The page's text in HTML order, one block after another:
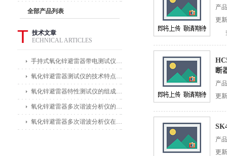
全部产品列表
T 技术文章
ECHNICAL ARTICLES
手持式氧化锌避雷器带电测试仪能在不拆卸避雷器的情况下进行带电测试
氧化锌避雷器测试仪的技术特点体现在哪些方面？
氧化锌避雷器特性测试仪的组成部分及其作用
氧化锌避雷器多次谐波分析仪的主要功能及应用领域
氧化锌避雷器多次谐波分析仪在电力公司和变电站中的应用
产
更
断
产
更
产
更